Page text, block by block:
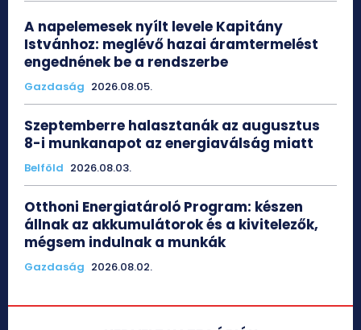
A napelemesek nyílt levele Kapitány
Istvánhoz: meglévő hazai áramtermelést
engednének be a rendszerbe
Gazdaság 2026.08.05.
Szeptemberre halasztanák az augusztus
8-i munkanapot az energiaválság miatt
Belföld 2026.08.03.
Otthoni Energiatároló Program: készen
állnak az akkumulátorok és a kivitelezők,
mégsem indulnak a munkák
Gazdaság 2026.08.02.